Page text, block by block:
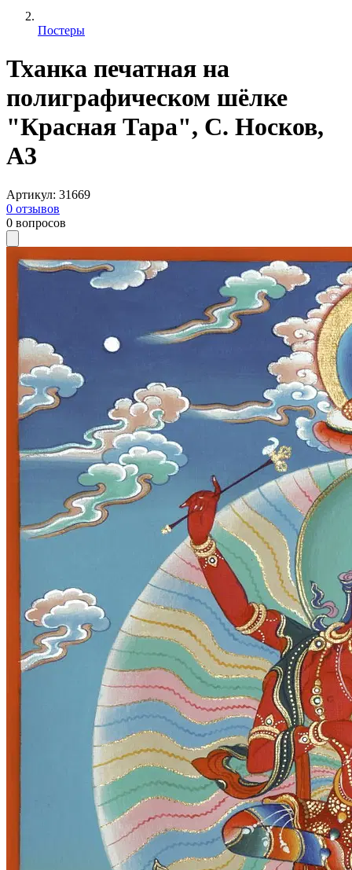
Постеры
Тханка печатная на
полиграфическом шёлке
"Красная Тара", С. Носков,
A3
Артикул: 31669
0 отзывов
0 вопросов